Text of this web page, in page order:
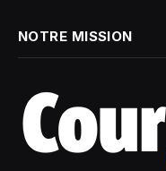
NOTRE MISSION